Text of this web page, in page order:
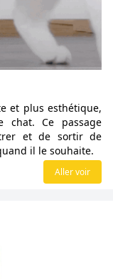
et plus esthétique,
Ce passage
et de sortir de
il le souhaite.
Aller voir